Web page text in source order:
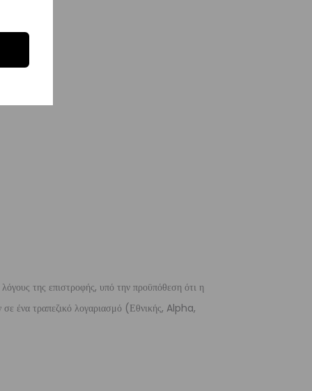
της επιστροφής, υπό την προϋπόθεση ότι η
ένα τραπεζικό λογαριασμό (Εθνικής, Alpha,